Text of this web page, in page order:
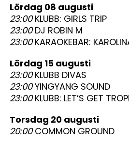
lördag 08 augusti
23:00KLUBB: GIRLS TRIP
23:00DJ ROBIN M
23:00KARAOKEBAR:
lördag 15 augusti
23:00KLUBB DIVAS
23:00YINGYANG SOUND
23:00KLUBB: LET’S GET
torsdag 20 augusti
20:00COMMON GROUND